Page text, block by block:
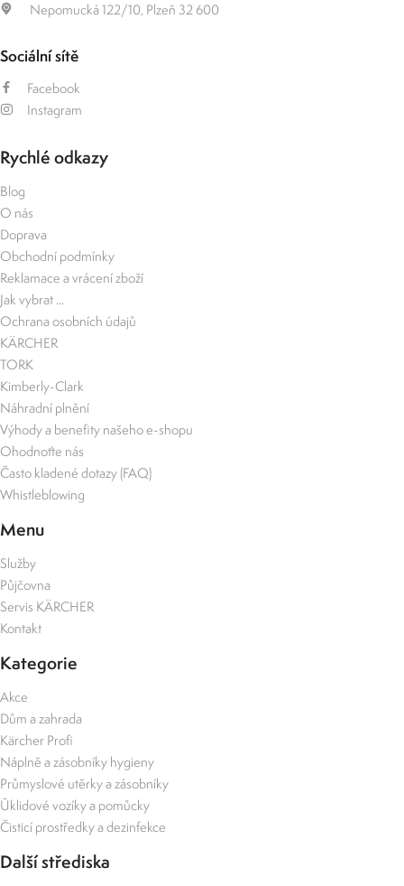
Nepomucká 122/10, Plzeň 32 600
Sociální sítě
Facebook
Instagram
Rychlé odkazy
Blog
O nás
Doprava
Obchodní podmínky
Reklamace a vrácení zboží
Jak vybrat ...
Ochrana osobních údajů
KÄRCHER
TORK
Kimberly-Clark
Náhradní plnění
Výhody a benefity našeho e-shopu
Ohodnoťte nás
Často kladené dotazy (FAQ)
Whistleblowing
Menu
Služby
Půjčovna
Servis KÄRCHER
Kontakt
Kategorie
Akce
Dům a zahrada
Kärcher Profi
Náplně a zásobníky hygieny
Průmyslové utěrky a zásobníky
Úklidové vozíky a pomůcky
Čisticí prostředky a dezinfekce
Další střediska